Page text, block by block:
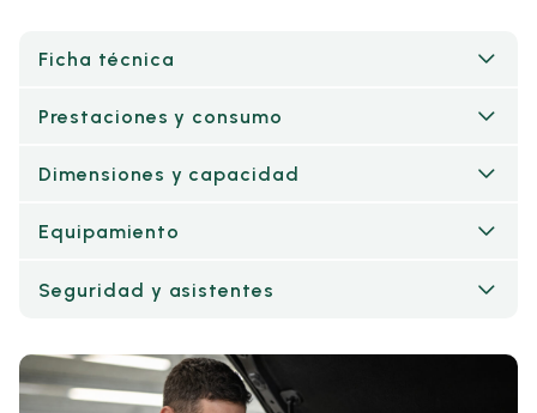
Ficha técnica
Prestaciones y consumo
Dimensiones y capacidad
Equipamiento
Seguridad y asistentes